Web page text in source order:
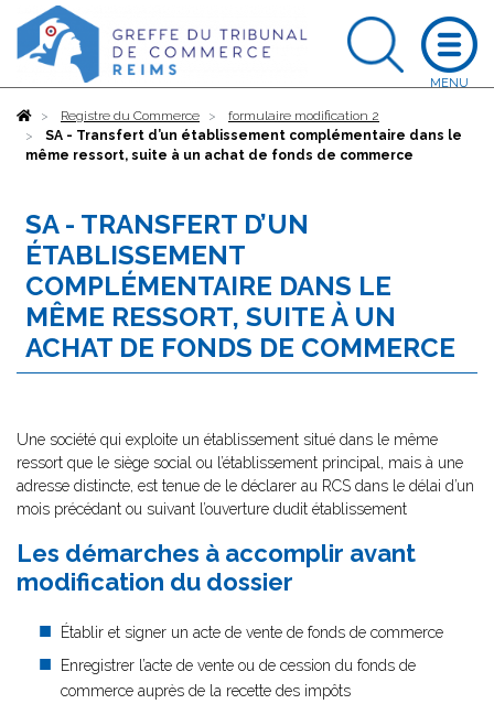
AccueilRegistre du Commerce
formulaire modification 2
SA - Transfert d’un établissement complémentaire dans le
même ressort, suite à un achat de fonds de commerce
SA - TRANSFERT D’UN
ÉTABLISSEMENT
COMPLÉMENTAIRE DANS LE
MÊME RESSORT, SUITE À UN
ACHAT DE FONDS DE COMMERCE
Une société qui exploite un établissement situé dans le même
ressort que le siège social ou l’établissement principal, mais à une
adresse distincte, est tenue de le déclarer au RCS dans le délai d’un
mois précédant ou suivant l’ouverture dudit établissement
Les démarches à accomplir avant
modification du dossier
Établir et signer un acte de vente de fonds de commerce
Enregistrer l’acte de vente ou de cession du fonds de
commerce auprès de la recette des impôts